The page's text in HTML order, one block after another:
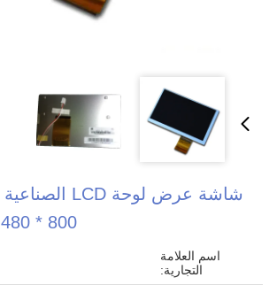
800 * 480 G070Y2-T02
اسم العلامة
التجارية: